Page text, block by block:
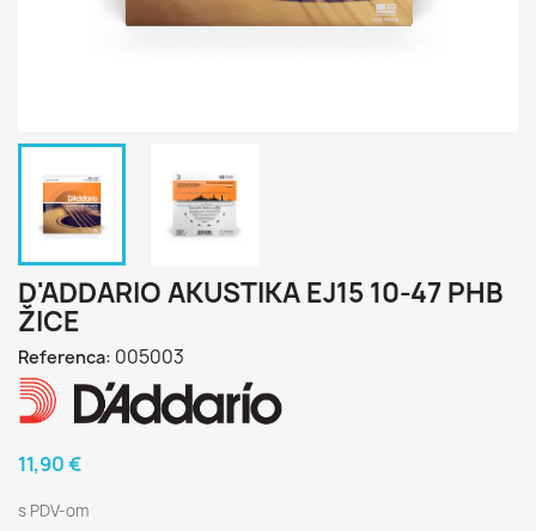
D'ADDARIO AKUSTIKA EJ15 10-47 PHB
ŽICE
Referenca: 005003
11,90 €
s PDV-om